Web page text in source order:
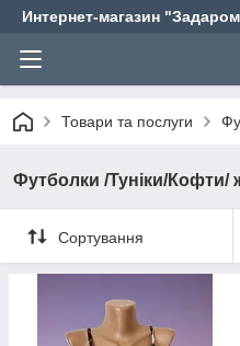
Интернет-магазин
Товари та послуги
Футболки /Туніки/Кофти/
Сортування